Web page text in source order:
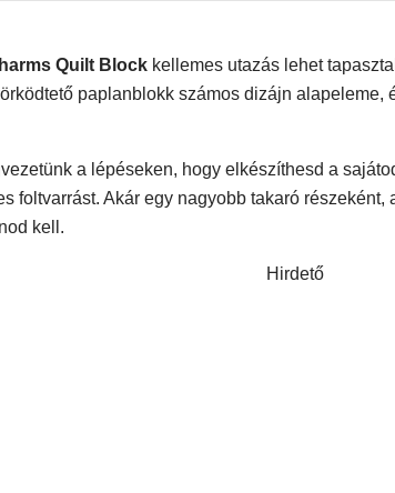
Quilt Block kellemes utazás lehet
paplanblokk számos dizájn alapeleme,
a lépéseken, hogy elkészíthesd a
foltvarrást. Akár egy nagyobb takaró
kell.
Hirdető